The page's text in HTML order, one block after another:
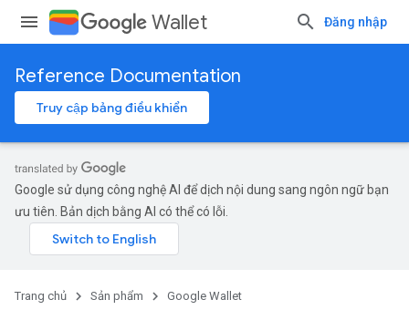
Wallet Đăng nhập
Reference Documentation
Truy cập bảng điều khiển
Google sử dụng công nghệ AI để dịch nội dung sang ngôn ngữ bạn
ưu tiên. Bản dịch bằng AI có thể có lỗi.
Trang chủ Sản phẩm
Google Wallet